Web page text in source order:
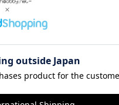
切り分
バナナガ
ボードゲームを
いるユーザー視点で
か...
20日前の